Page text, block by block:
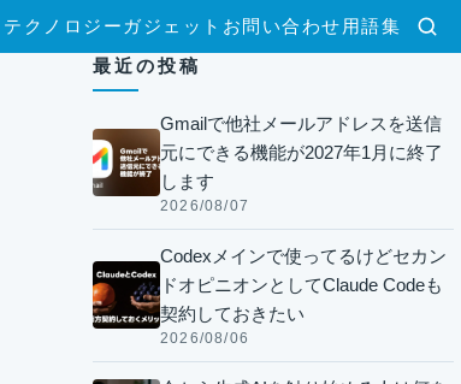
検索
テクノロジー ガジェット お問い合わせ 用語集
最近の投稿
Gmailで他社メールアドレスを送信
元にできる機能が2027年1月に終了
します
2026/08/07
Codexメインで使ってるけどセカン
ドオピニオンとしてClaude Codeも
契約しておきたい
2026/08/06